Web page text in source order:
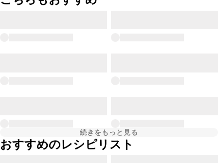
続きをもっと見る
おすすめのレシピリスト